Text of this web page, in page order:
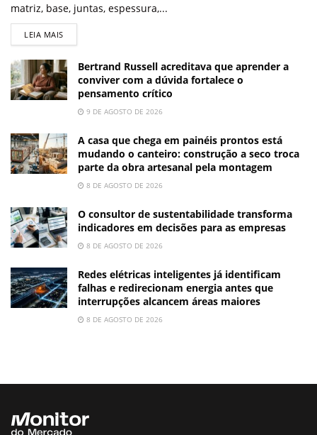
matriz, base, juntas, espessura,...
LEIA MAIS
Bertrand Russell acreditava que aprender a
conviver com a dúvida fortalece o
pensamento crítico
9 DE AGOSTO DE 2026
A casa que chega em painéis prontos está
mudando o canteiro: construção a seco troca
parte da obra artesanal pela montagem
8 DE AGOSTO DE 2026
O consultor de sustentabilidade transforma
indicadores em decisões para as empresas
8 DE AGOSTO DE 2026
Redes elétricas inteligentes já identificam
falhas e redirecionam energia antes que
interrupções alcancem áreas maiores
8 DE AGOSTO DE 2026